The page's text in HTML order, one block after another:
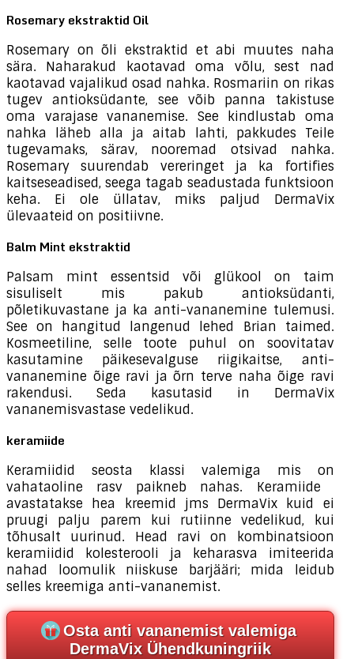
Rosemary ekstraktid Oil
Rosemary on õli ekstraktid et abi muutes naha
sära. Naharakud kaotavad oma võlu, sest nad
kaotavad vajalikud osad nahka. Rosmariin on rikas
tugev antioksüdante, see võib panna takistuse
oma varajase vananemise. See kindlustab oma
nahka läheb alla ja aitab lahti, pakkudes Teile
tugevamaks, särav, nooremad otsivad nahka.
Rosemary suurendab vereringet ja ka fortifies
kaitseseadised, seega tagab seadustada funktsioon
keha. Ei ole üllatav, miks paljud DermaVix
ülevaateid on positiivne.
Balm Mint ekstraktid
Palsam mint essentsid või glükool on taim
sisuliselt mis pakub antioksüdanti,
põletikuvastane ja ka anti-vananemine tulemusi.
See on hangitud langenud lehed Brian taimed.
Kosmeetiline, selle toote puhul on soovitatav
kasutamine päikesevalguse riigikaitse, anti-
vananemine õige ravi ja õrn terve naha õige ravi
rakendusi. Seda kasutasid in DermaVix
vananemisvastase vedelikud.
keramiide
Keramiidid seosta klassi valemiga mis on
vahataoline rasv paikneb nahas. Keramiide ​​
avastatakse hea kreemid jms DermaVix kuid ei
pruugi palju parem kui rutiinne vedelikud, kui
tõhusalt uurinud. Head ravi on kombinatsioon
keramiidid kolesterooli ja keharasva imiteerida
nahad loomulik niiskuse barjääri; mida leidub
selles kreemiga anti-vananemist.
Osta anti vananemist valemiga
DermaVix Ühendkuningriik